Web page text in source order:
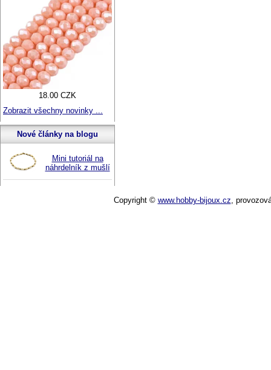
18.00 CZK
Zobrazit všechny novinky ...
Nové články na blogu
Mini tutoriál na
náhrdelník z mušlí
Copyright © www.hobby-bijoux.cz